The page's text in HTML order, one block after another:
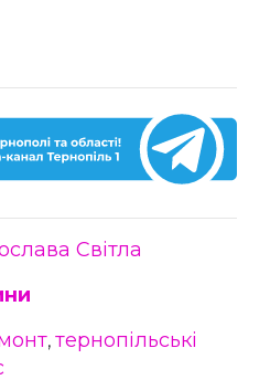
Світла
, тернопільські